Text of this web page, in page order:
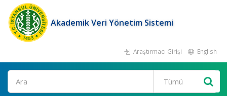
Akademik Veri Yönetim Sistemi
Araştırmacı Girişi English
Ara